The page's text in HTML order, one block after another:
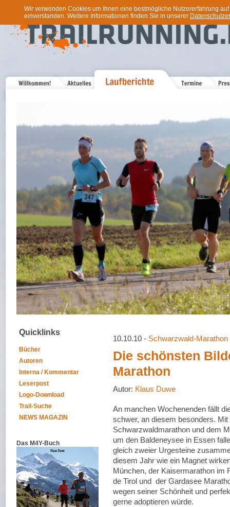
Wir verwenden Cookies um Ihnen eine bestmögliche Nutzererfahrung
einverstanden. Weitere Informationen finden Sie in unserer
Quicklinks
Bücher
Autoren
Interna / Kommentar
Leserpost
Logo-Download
Trail-Suche
NEWS MAGAZIN
Das M4Y-Buch
10.10.10 - Schwarzwald-Marathon
Die schönsten
Marathon
Autor: Klaus Duwe
An manchen Wochenenden fällt
schwer, an diesem besonders. Mit
Schwarzwaldmarathon und dem
um den Baldeneysee in Essen
gleich zweier Urgesteine
diesem Jahr wie ein Magnet
München, der Kaisermarathon im
de Tirol und der Gardasee
wegen seiner Schönheit und
gerne adoptieren würde.